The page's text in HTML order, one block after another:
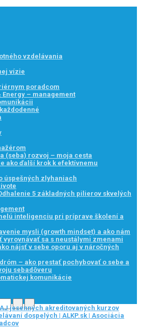
vzdelávania
vízie
poradcom
– management
(seba) rozvoj – moja cesta
ako ďalší krok k efektívnemu
úspešných zlyhaniach
5 základných pilierov skvelých
inteligenciu pri príprave školení a
mysli (growth mindset) a ako nám
vyrovnávať sa s neustálymi zmenami
nájsť v sebe oporu aj v náročných
– ako prestať pochybovať o sebe a
sebadôveru
komunikácie